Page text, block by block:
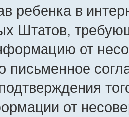
ребенка в
Штатов,
от
письменное
от